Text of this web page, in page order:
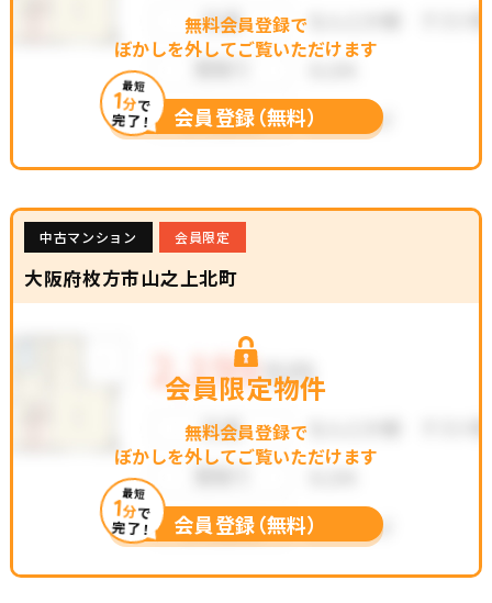
無料会員登録で
ぼかしを外してご覧いただけます
最短
1分で
完了！ 会員登録（無料）
中古マンション 会員限定
大阪府枚方市山之上北町
会員限定物件
無料会員登録で
ぼかしを外してご覧いただけます
最短
1分で
完了！ 会員登録（無料）